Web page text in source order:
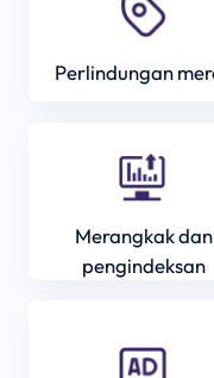
Perlindungan
Merangkak dan
pengindeksan